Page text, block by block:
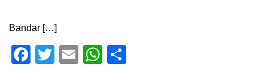
Bandar […]
Facebook
Twitter
EmailWhatsApp